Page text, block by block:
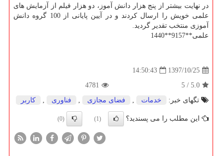
در نهایت بیشتر از پنج هزار دانش آموز، دو هزار فیلم از آزمایش های
علمی خویش را ارسال كردند و در آیین پایانی از 100 گروه دانش
آموزی منتخب تقدیر گردید.
علمی**9157**1440
1397/10/25
14:50:43
5.0
/
5
4781
تگهای خبر:
خدمات , فضای مجازی , فناوری , كاربر
این مطلب را می پسندید؟ (1)
(0)